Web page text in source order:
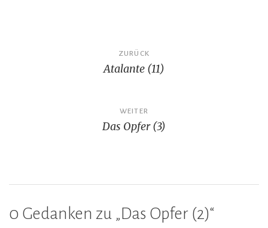
Beitragsnavigation
ZURÜCK
Atalante (11)
WEITER
Das Opfer (3)
0 Gedanken zu „Das Opfer (2)“